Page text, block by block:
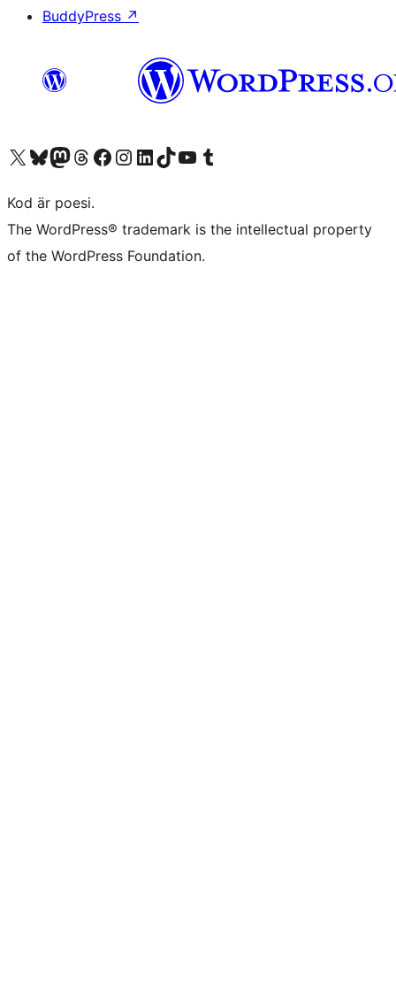
BuddyPress ↗
Besök vår X-konto (f.d. Twitter)
Besök vårt Bluesky-konto
Besök vårt Mastodon-konto
Besök vårt Thread-konto
Besök vår Facebook-sidaBesök vårt Instagram-konto
Besök vårt LinkedIn-konto
Besök vårt TikTok-konto
Besök vår YouTube-kanalBesök vårt Tumblr-konto
Kod är poesi.
The WordPress® trademark is the intellectual property
of the WordPress Foundation.